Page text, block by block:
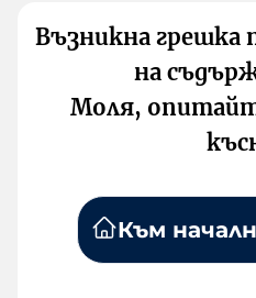
Възникна грешка
на
Моля,
Към